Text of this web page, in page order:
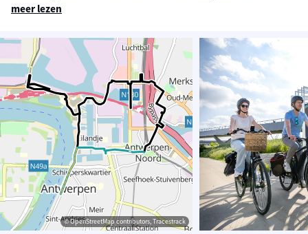
meer lezen
© OpenStreetMap contributors, Tracestrack